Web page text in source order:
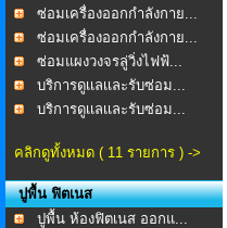
ออก...ซ่อมเครื่องออกกำลังกาย...
ซ่อมเครื่องออกกำลังกาย...
ซ่อมแผงวงจรลู่วิ่งไฟฟ้...
บริการดูเเลเเละรับซ่อม...
บริการดูเเลเเละรับซ่อม...
คลิกดูทั้งหมด ( 11 รายการ ) ->
ปูพื้น ฟิตเนส
ปูพื้น ห้องฟิตเนส ออกแ...